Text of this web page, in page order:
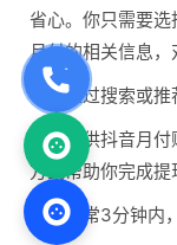
省心。你只需要
月付的相关信息，
通过搜索或推
提供抖音月付
方式帮助你完成提
通常3分钟内